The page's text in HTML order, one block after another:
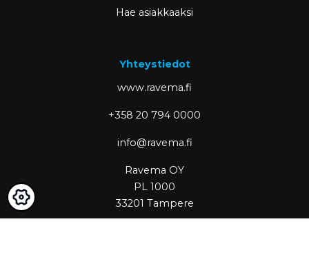
Hae asiakkaaksi
Yhteystiedot
www.ravema.fi
+358 20 794 0000
info@ravema.fi
Ravema OY
PL 1000
33201 Tampere